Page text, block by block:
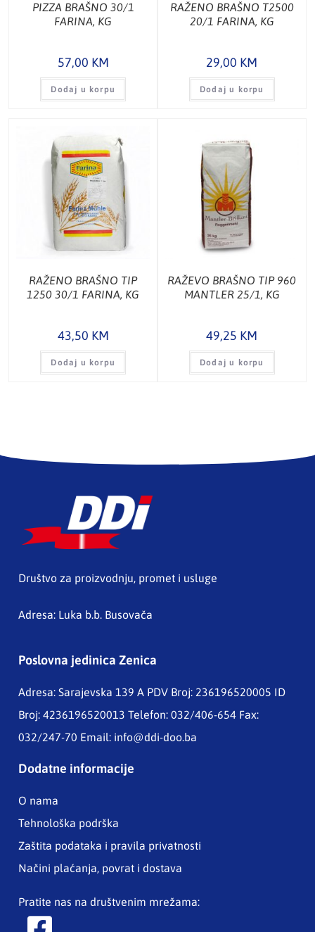
PIZZA BRAŠNO 30/1
FARINA, KG
57,00 KM
Dodaj u korpu
RAŽENO BRAŠNO T2500
20/1 FARINA, KG
29,00 KM
Dodaj u korpu
RAŽENO BRAŠNO TIP
1250 30/1 FARINA, KG
43,50 KM
Dodaj u korpu
RAŽEVO BRAŠNO TIP 960
MANTLER 25/1, KG
49,25 KM
Dodaj u korpu
Društvo za proizvodnju, promet i usluge
Adresa: Luka b.b. Busovača
Poslovna jedinica Zenica
Adresa: Sarajevska 139 A PDV Broj: 236196520005 ID
Broj: 4236196520013 Telefon: 032/406-654 Fax:
032/247-70 Email: info@ddi-doo.ba
Dodatne informacije
O nama
Tehnološka podrška
Zaštita podataka i pravila privatnosti
Načini plaćanja, povrat i dostava
Pratite nas na društvenim mrežama: